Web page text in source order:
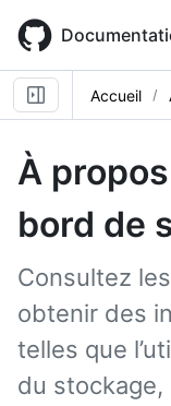
main
content
Accueil
À
bord de
Consultez
obtenir des
telles que
du